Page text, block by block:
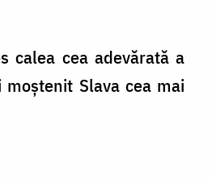
calea cea adevărată a
Slava cea mai